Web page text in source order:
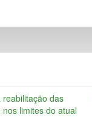
das
limites do atual